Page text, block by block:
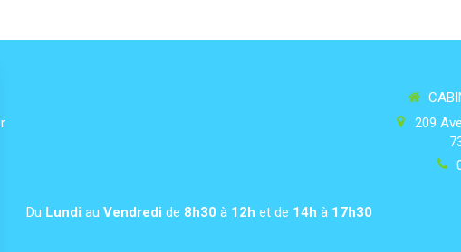
209
Du Lundi au Vendredi de 8h30 à 12h et de 14h à 17h30